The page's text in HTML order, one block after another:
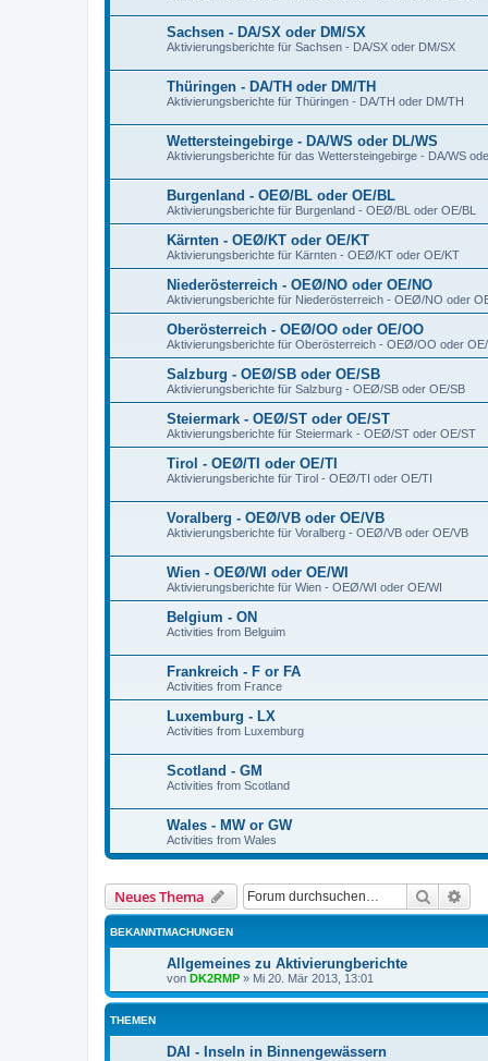
Sachsen - DA/SX oder DM/SX
Aktivierungsberichte für Sachsen - DA/SX oder DM/SX
Thüringen - DA/TH oder DM/TH
Aktivierungsberichte für Thüringen - DA/TH oder DM/TH
Wettersteingebirge - DA/WS oder DL/WS
Aktivierungsberichte für das Wettersteingebirge - DA/WS
Burgenland - OEØ/BL oder OE/BL
Aktivierungsberichte für Burgenland - OEØ/BL oder OE/BL
Kärnten - OEØ/KT oder OE/KT
Aktivierungsberichte für Kärnten - OEØ/KT oder OE/KT
Niederösterreich - OEØ/NO oder OE/NO
Aktivierungsberichte für Niederösterreich - OEØ/NO oder
Oberösterreich - OEØ/OO oder OE/OO
Aktivierungsberichte für Oberösterreich - OEØ/OO oder
Salzburg - OEØ/SB oder OE/SB
Aktivierungsberichte für Salzburg - OEØ/SB oder OE/SB
Steiermark - OEØ/ST oder OE/ST
Aktivierungsberichte für Steiermark - OEØ/ST oder OE/ST
Tirol - OEØ/TI oder OE/TI
Aktivierungsberichte für Tirol - OEØ/TI oder OE/TI
Voralberg - OEØ/VB oder OE/VB
Aktivierungsberichte für Voralberg - OEØ/VB oder OE/VB
Wien - OEØ/WI oder OE/WI
Aktivierungsberichte für Wien - OEØ/WI oder OE/WI
Belgium - ON
Activities from Belguim
Frankreich - F or FA
Activities from France
Luxemburg - LX
Activities from Luxemburg
Scotland - GM
Activities from Scotland
Wales - MW or GW
Activities from Wales
Neues Thema Suche
BEKANNTMACHUNGEN
Allgemeines zu Aktivierungberichte
von DK2RMP » Mi 20. Mär 2013, 13:01
THEMEN
DAI - Inseln in Binnengewässern